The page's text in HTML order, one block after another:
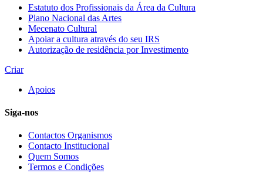
Estatuto dos Profissionais da Área da Cultura
Plano Nacional das Artes
Mecenato Cultural
Apoiar a cultura através do seu IRS
Autorização de residência por Investimento
Criar
Apoios
Siga-nos
Contactos Organismos
Contacto Institucional
Quem Somos
Termos e Condições